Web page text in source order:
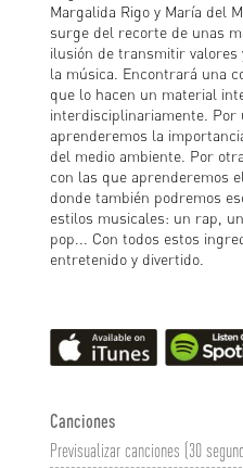
Margalida Rigo y María del
surge del recorte de unas
ilusión de transmitir valores
la música. Encontrará una
que lo hacen un material
interdisciplinariamente. Por
aprenderemos la
del medio ambiente. Por
con las que aprenderemos
donde también podremos
estilos musicales: un rap,
pop... Con todos estos
entretenido y divertido.
Canciones
Previsualizar canciones (30